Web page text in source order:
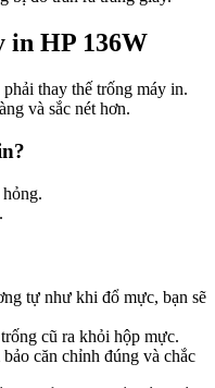
in HP 136W
thay thế trống máy in.
và sắc nét hơn.
tự như khi đổ mực, bạn sẽ
cũ ra khỏi hộp mực.
căn chỉnh đúng và chắc